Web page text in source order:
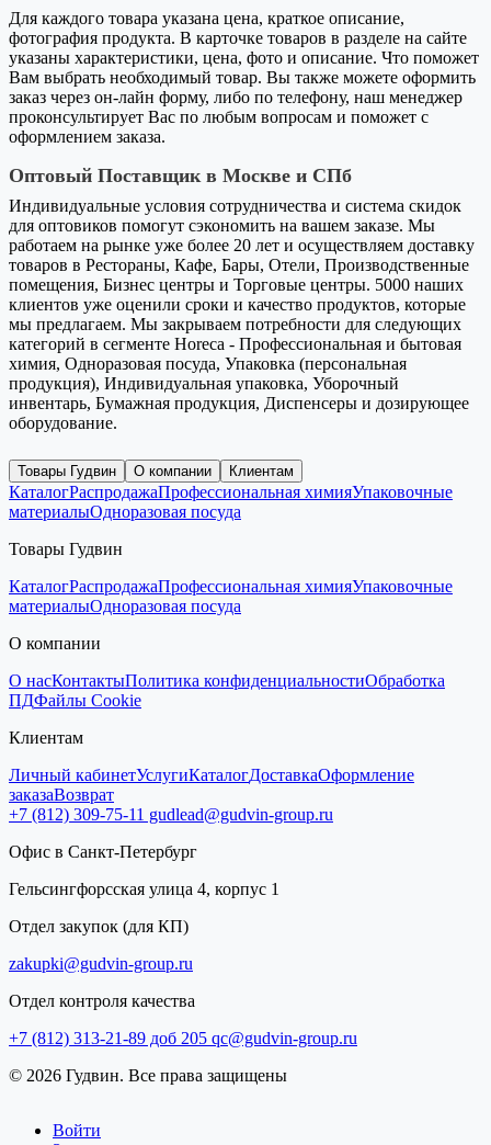
Для каждого товара указана цена, краткое описание,
фотография продукта. В карточке товаров в разделе на сайте
указаны характеристики, цена, фото и описание. Что поможет
Вам выбрать необходимый товар. Вы также можете оформить
заказ через он-лайн форму, либо по телефону, наш менеджер
проконсультирует Вас по любым вопросам и поможет с
оформлением заказа.
Оптовый Поставщик в Москве и СПб
Индивидуальные условия сотрудничества и система скидок
для оптовиков помогут сэкономить на вашем заказе. Мы
работаем на рынке уже более 20 лет и осуществляем доставку
товаров в Рестораны, Кафе, Бары, Отели, Производственные
помещения, Бизнес центры и Торговые центры. 5000 наших
клиентов уже оценили сроки и качество продуктов, которые
мы предлагаем. Мы закрываем потребности для следующих
категорий в сегменте Horeca - Профессиональная и бытовая
химия, Одноразовая посуда, Упаковка (персональная
продукция), Индивидуальная упаковка, Уборочный
инвентарь, Бумажная продукция, Диспенсеры и дозирующее
оборудование.
Товары Гудвин О компании Клиентам
КаталогРаспродажаПрофессиональная химияУпаковочные
материалыОдноразовая посуда
Товары Гудвин
КаталогРаспродажаПрофессиональная химияУпаковочные
материалыОдноразовая посуда
О компании
О насКонтактыПолитика конфиденциальностиОбработка
ПДФайлы Cookie
Клиентам
Личный кабинетУслугиКаталогДоставкаОформление
заказаВозврат
+7 (812) 309-75-11 gudlead@gudvin-group.ru
Офис в Санкт-Петербург
Гельсингфорсская улица 4, корпус 1
Отдел закупок (для КП)
zakupki@gudvin-group.ru
Отдел контроля качества
+7 (812) 313-21-89 доб 205 qc@gudvin-group.ru
© 2026 Гудвин. Все права защищены
Войти